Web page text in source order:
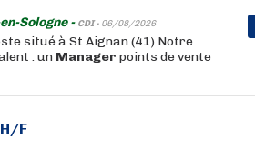
Sologne - CDI - 06/08/2026
situé à St Aignan (41) Notre
: un Manager points de vente
H/F